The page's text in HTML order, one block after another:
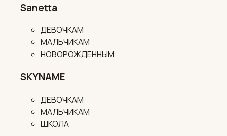
Sanetta
ДЕВОЧКАМ
МАЛЬЧИКАМ
НОВОРОЖДЕННЫМ
SKYNAME
ДЕВОЧКАМ
МАЛЬЧИКАМ
ШКОЛА